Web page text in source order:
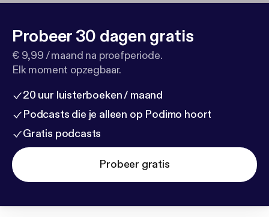
Probeer 30 dagen gratis
€ 9,99 / maand na proefperiode.
Elk moment opzegbaar.
20 uur luisterboeken / maand
Podcasts die je alleen op Podimo hoort
Gratis podcasts
Probeer gratis